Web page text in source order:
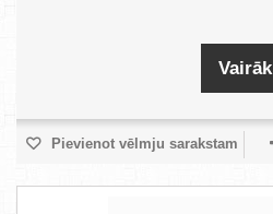
Vairāk
Pievienot vēlmju sarakstam